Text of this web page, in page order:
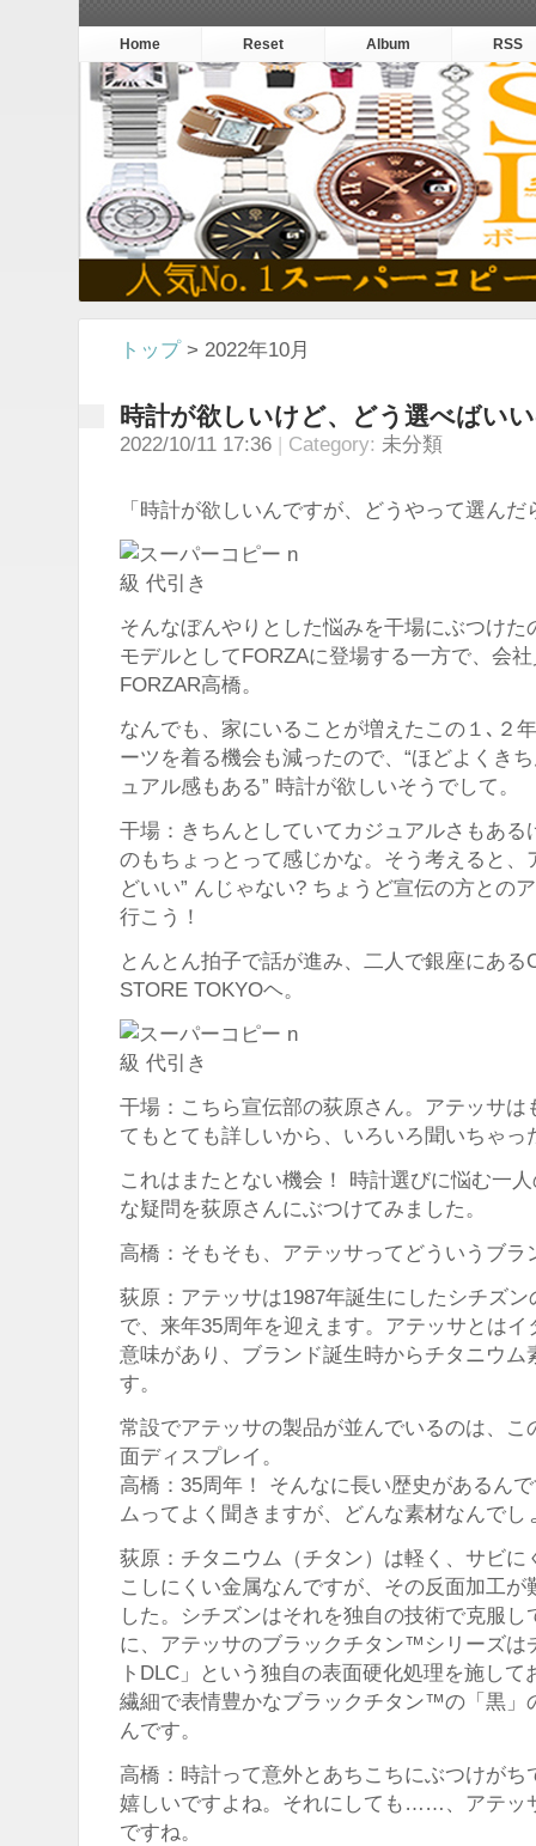
Home Reset Album RSS
トップ> 2022年10月
時計が欲しいけど、どう選べばい
2022/10/11 17:36 Category: 未分類
「時計が欲しいんですが、どうやって選ん
そんなぼんやりとした悩みを干場にぶつけた
モデルとしてFORZAに登場する一方で、会
FORZAR高橋。
なんでも、家にいることが増えたこの１､２
ーツを着る機会も減ったので、“ほどよくき
ュアル感もある” 時計が欲しいそうでして。
干場：きちんとしていてカジュアルさもあ
のもちょっとって感じかな。そう考えると、
どいい” んじゃない? ちょうど宣伝の方との
行こう！
とんとん拍子で話が進み、二人で銀座にある
STORE TOKYOヘ。
干場：こちら宣伝部の荻原さん。アテッサ
てもとても詳しいから、いろいろ聞いちゃっ
これはまたとない機会！ 時計選びに悩む一
な疑問を荻原さんにぶつけてみました。
高橋：そもそも、アテッサってどういうブラ
荻原：アテッサは1987年誕生にしたシチズ
で、来年35周年を迎えます。アテッサとは
意味があり、ブランド誕生時からチタニウ
す。
常設でアテッサの製品が並んでいるのは、
面ディスプレイ。
高橋：35周年！ そんなに長い歴史があるん
ムってよく聞きますが、どんな素材なんでし
荻原：チタニウム（チタン）は軽く、サビ
こしにくい金属なんですが、その反面加工
した。シチズンはそれを独自の技術で克服
に、アテッサのブラックチタン™シリーズは
トDLC」という独自の表面硬化処理を施し
繊細で表情豊かなブラックチタン™の「黒」
んです。
高橋：時計って意外とあちこちにぶつけが
嬉しいですよね。それにしても……、アテッ
ですね。